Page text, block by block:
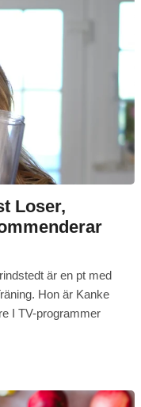
Loser,
är en pt med
Hon är Kanke
I TV-programmer